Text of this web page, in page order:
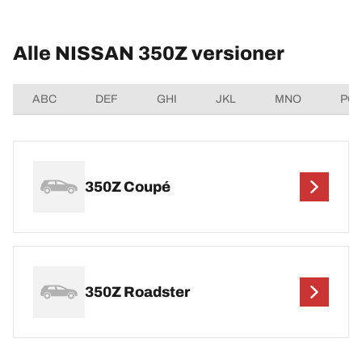
Alle NISSAN 350Z versioner
ABC DEF GHI JKL MNO
350Z Coupé
350Z Roadster